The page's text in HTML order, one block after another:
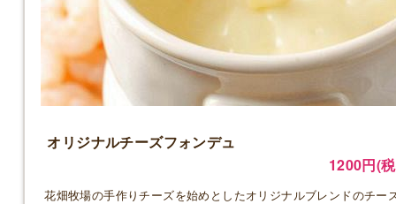
オリジナルチーズフォンデュ
1200円(
花畑牧場の手作りチーズを始めとしたオリジナルブレンドのチー